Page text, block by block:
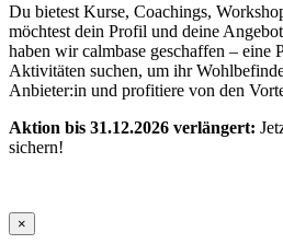
Du bietest Kurse, Coachings,
möchtest dein Profil und deine
haben wir calmbase geschaffen – eine
Aktivitäten suchen, um ihr
Anbieter:in und profitiere von den
Aktion bis 31.12.2026 verlängert:
sichern!
×